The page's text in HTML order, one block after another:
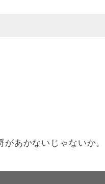
あかないじゃないか。